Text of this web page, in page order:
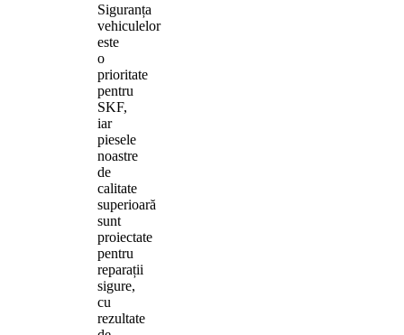
Siguranța
vehiculelor
este
o
prioritate
pentru
SKF,
iar
piesele
noastre
de
calitate
superioară
sunt
proiectate
pentru
reparații
sigure,
cu
rezultate